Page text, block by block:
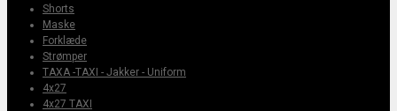
Shorts
Maske
Forklæde
Strømper
TAXA -TAXI - Jakker - Uniform
4x27
4x27 TAXI